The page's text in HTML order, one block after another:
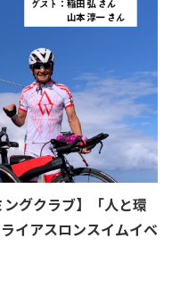
ングクラブ】「人と環
イアスロンスイムイベ